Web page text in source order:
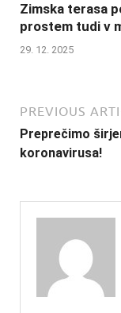
Zimska terasa
prostem tudi v
29. 12. 2025
PREVIOUS
Preprečimo
koronavirusa!